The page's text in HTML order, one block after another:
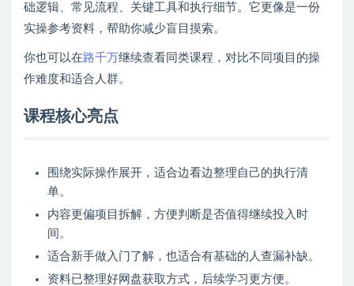
础逻辑、常见流程、关键工具和执行细节。它更像是一份
实操参考资料，帮助你减少盲目摸索。
你也可以在路千万继续查看同类课程，对比不同项目的操
作难度和适合人群。
课程核心亮点
围绕实际操作展开，适合边看边整理自己的执行清
单。
内容更偏项目拆解，方便判断是否值得继续投入时
间。
适合新手做入门了解，也适合有基础的人查漏补缺。
资料已整理好网盘获取方式，后续学习更方便。